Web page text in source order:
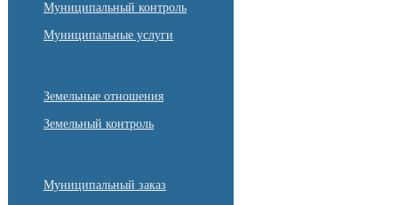
Муниципальный контроль
Муниципальные услуги
Земельные отношения
Земельный контроль
Муниципальный заказ